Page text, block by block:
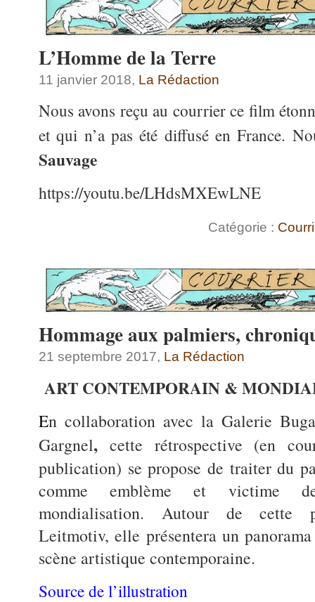
L’Homme de la Terre
11 janvier 2018, La Rédaction
Nous avons reçu au courrier ce film
et qui n’a pas été diffusé en France.
Sauvage
https://youtu.be/LHdsMXEwLNE
Catégorie :
Hommage aux palmiers,
21 septembre 2017, La Rédaction
ART CONTEMPORAIN &
En collaboration avec la Galerie
Gargnel, cette rétrospective (en
publication) se propose de traiter du
comme emblème et victime
mondialisation. Autour de cette
Leitmotiv, elle présentera un
scène artistique contemporaine.
Source de l’illustration